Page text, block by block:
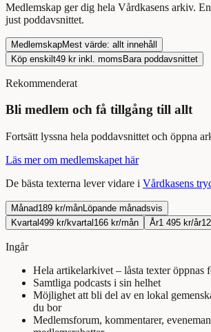
Medlemskap ger dig hela Vårdkasens arkiv.
just poddavsnittet.
MedlemskapMest värde: allt innehåll
Köp enskilt49 kr inkl. momsBara poddavsnittet
Rekommenderat
Bli medlem och få tillgång till allt
Fortsätt lyssna hela poddavsnittet och öppna
Läs mer om medlemskapet här
De bästa texterna lever vidare i Vårdkasens
Månad189 kr/månLöpande månadsvis
Kvartal499 kr/kvartal 166 kr/mån År1 495 kr/år
Ingår
Hela artikelarkivet – låsta texter öppnas
Samtliga podcasts i sin helhet
Möjlighet att bli del av en lokal
du bor
Medlemsforum, kommentarer,